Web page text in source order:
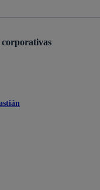
corporativas